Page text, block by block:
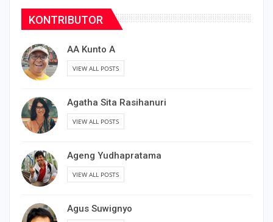
KONTRIBUTOR
AA Kunto A
VIEW ALL POSTS
Agatha Sita Rasihanuri
VIEW ALL POSTS
Ageng Yudhapratama
VIEW ALL POSTS
Agus Suwignyo